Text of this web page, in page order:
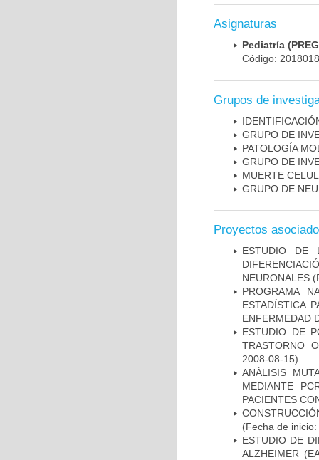
Asignaturas
Pediatría
Código:
Grupos de
GRUPO DE
PATOLOGÍA
GRUPO DE
MUERTE
GRUPO DE
Proyectos
ESTUDIO DE
NEURONALES
PROGRAMA
ESTADÍSTICA
ENFERMEDAD
ESTUDIO DE
TRASTORNO
2008-08-15)
ANÁLISIS
MEDIANTE
PACIENTES
(Fecha de
ESTUDIO DE
ALZHEIMER